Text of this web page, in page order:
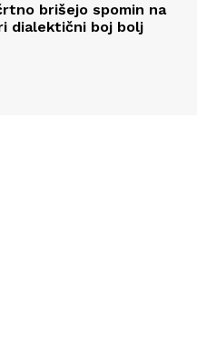
brišejo spomin na
dialektični boj bolj